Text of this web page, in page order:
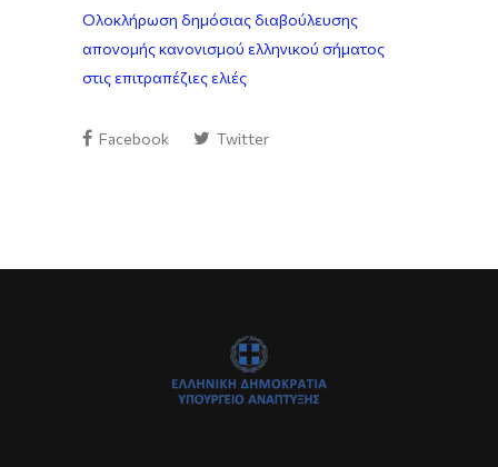
Ολοκλήρωση δημόσιας διαβούλευσης
απονομής κανονισμού ελληνικού σήματος
στις επιτραπέζιες ελιές
Facebook Twitter